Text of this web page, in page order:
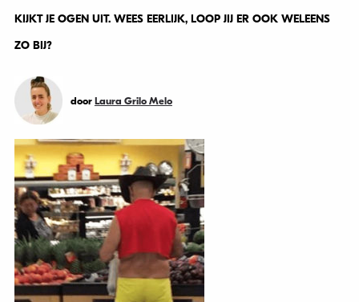
KIJKT JE OGEN UIT. WEES EERLIJK, LOOP JIJ ER OOK WELEENS
ZO BIJ?
door Laura Grilo Melo